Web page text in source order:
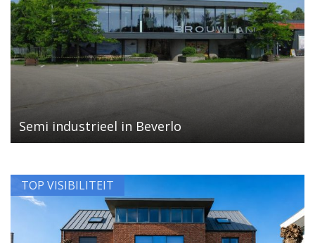
Semi industrieel in Beverlo
TOP VISIBILITEIT